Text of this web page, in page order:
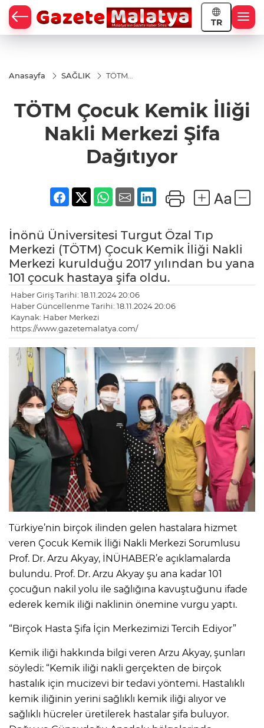
TR
Anasayfa SAĞLIK
TÖTM
Nakli
Şifa
Dağıtıyor
TÖTM Çocuk Kemik İliği
Nakli Merkezi Şifa
Dağıtıyor
İnönü Üniversitesi Turgut Özal Tıp
Merkezi (TÖTM) Çocuk Kemik İliği Nakli
Merkezi kurulduğu 2017 yılından bu yana
101 çocuk hastaya şifa oldu.
Haber Giriş Tarihi: 18.11.2024 20:06
Haber Güncellenme Tarihi: 18.11.2024 20:06
Kaynak: Haber Merkezi
https://www.gazetemalatya.com/
Türkiye’nin birçok ilinden gelen hastalara hizmet
veren Çocuk Kemik İliği Nakli Merkezi Sorumlusu
Prof. Dr. Arzu Akyay, İNÜHABER’e açıklamalarda
bulundu. Prof. Dr. Arzu Akyay şu ana kadar 101
çocuğun nakil yolu ile sağlığına kavuştuğunu ifade
ederek kemik iliği naklinin önemine vurgu yaptı.
“Birçok Hasta Şifa İçin Merkezimizi Tercih Ediyor”
Kemik iliği hakkında bilgi veren Arzu Akyay, şunları
söyledi: “Kemik iliği nakli gerçekten de birçok
hastalık için mucizevi bir tedavi yöntemi. Hastalıklı
kemik iliğinin yerini sağlıklı kemik iliği alıyor ve
sağlıklı hücreler üretilerek hastalar şifa buluyor.